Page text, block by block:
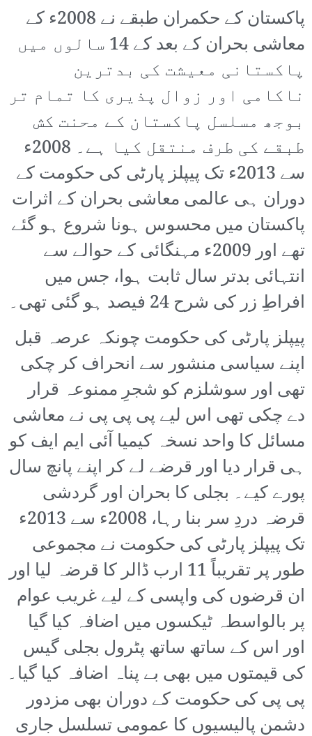
پاکستان کے حکمران طبقے نے 2008ء کے
معاشی بحران کے بعد کے 14 سالوں میں
پاکستانی معیشت کی بدترین
ناکامی اور زوال پذیری کا تمام تر
بوجھ مسلسل پاکستان کے محنت کش
طبقے کی طرف منتقل کیا ہے۔ 2008ء
سے 2013ء تک پیپلز پارٹی کی حکومت کے
دوران ہی عالمی معاشی بحران کے اثرات
پاکستان میں محسوس ہونا شروع ہو گئے
تھے اور 2009ء مہنگائی کے حوالے سے
انتہائی بدتر سال ثابت ہوا، جس میں
افراطِ زر کی شرح 24 فیصد ہو گئی تھی۔
پیپلز پارٹی کی حکومت چونکہ عرصہ قبل
اپنے سیاسی منشور سے انحراف کر چکی
تھی اور سوشلزم کو شجرِ ممنوعہ قرار
دے چکی تھی اس لیے پی پی پی نے معاشی
مسائل کا واحد نسخہ کیمیا آئی ایم ایف کو
ہی قرار دیا اور قرضے لے کر اپنے پانچ سال
پورے کیے۔ بجلی کا بحران اور گردشی
قرضہ دردِ سر بنا رہا، 2008ء سے 2013ء
تک پیپلز پارٹی کی حکومت نے مجموعی
طور پر تقریباً 11 ارب ڈالر کا قرضہ لیا اور
ان قرضوں کی واپسی کے لیے غریب عوام
پر بالواسطہ ٹیکسوں میں اضافہ کیا گیا
اور اس کے ساتھ ساتھ پٹرول بجلی گیس
کی قیمتوں میں بھی بے پناہ اضافہ کیا گیا۔
پی پی کی حکومت کے دوران بھی مزدور
دشمن پالیسیوں کا عمومی تسلسل جاری